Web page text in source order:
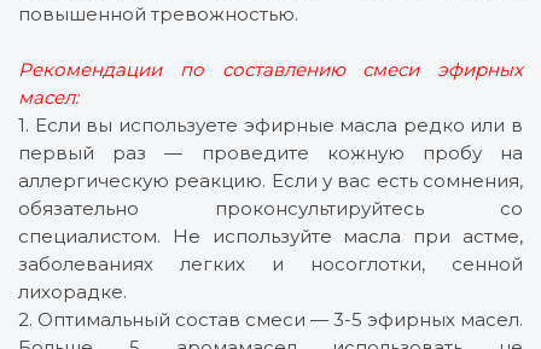
повышенной тревожностью.
Рекомендации по составлению смеси эфирных
масел:
1. Если вы используете эфирные масла редко или в
первый раз — проведите кожную пробу на
аллергическую реакцию. Если у вас есть сомнения,
обязательно проконсультируйтесь со
специалистом. Не используйте масла при астме,
заболеваниях легких и носоглотки, сенной
лихорадке.
2. Оптимальный состав смеси — 3-5 эфирных масел.